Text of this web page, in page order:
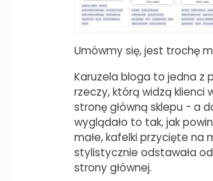
Umówmy się, jest trochę
Karuzela bloga to jedna z
rzeczy, którą widzą klienci
stronę główną sklepu - a
wyglądało to tak, jak
małe, kafelki przycięte na
stylistycznie odstawała
strony głównej.